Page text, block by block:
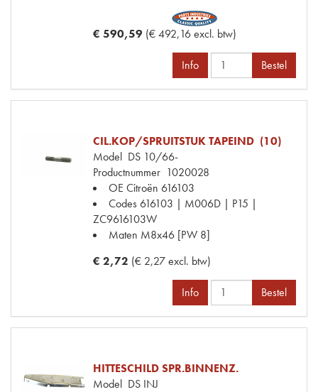
€ 590,59 (€ 492,16 excl. btw)
Info Bestel
CIL.KOP/SPRUITSTUK TAPEIND (10)
Model DS 10/66-
Productnummer 1020028
OE Citroën 616103
Codes 616103 | M006D | P15 |
ZC9616103W
Maten M8x46 [PW 8]
€ 2,72 (€ 2,27 excl. btw)
Info Bestel
HITTESCHILD SPR.BINNENZ.
Model DS INJ